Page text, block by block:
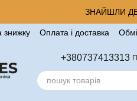
ЗНАЙШЛИ
знижку Оплата і доставка
+380737413313